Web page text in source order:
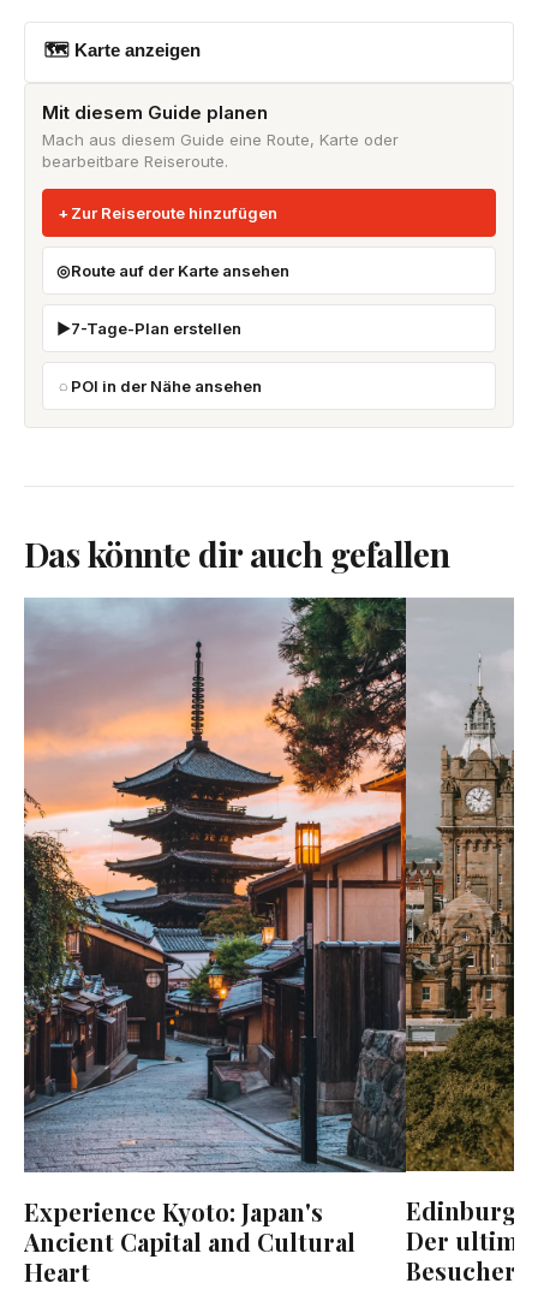
🗺 Karte anzeigen
Mit diesem Guide planen
Mach aus diesem Guide eine Route, Karte oder
bearbeitbare Reiseroute.
Zur Reiseroute hinzufügen
Route auf der Karte ansehen
7-Tage-Plan erstellen
POI in der Nähe ansehen
Das könnte dir auch gefallen
Experience Kyoto: Japan's
Ancient Capital and Cultural
Heart
Edinburgh
Der
Besucher